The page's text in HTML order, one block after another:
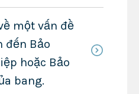
một vấn đề
đến Bảo
hoặc Bảo
bang.